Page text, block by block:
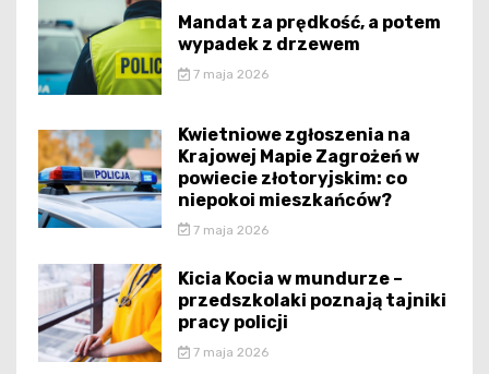
Mandat za prędkość, a potem
wypadek z drzewem
7 maja 2026
Kwietniowe zgłoszenia na
Krajowej Mapie Zagrożeń w
powiecie złotoryjskim: co
niepokoi mieszkańców?
7 maja 2026
Kicia Kocia w mundurze –
przedszkolaki poznają tajniki
pracy policji
7 maja 2026